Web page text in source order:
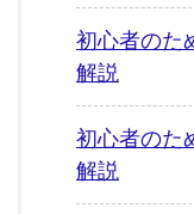
初心者の
解説
初心者の
解説